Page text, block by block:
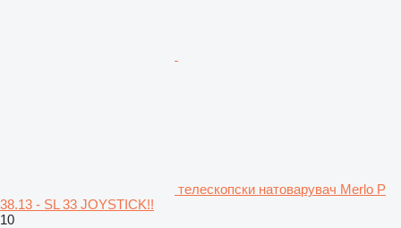
телескопски натоварувач Merlo P
38.13 - SL 33 JOYSTICK!!
10